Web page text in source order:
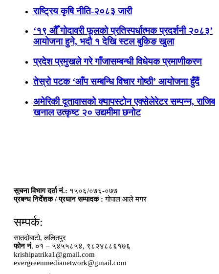
राष्ट्रिय कृषि नीति-२०८३ जारी
‘१९ औँ गोदावरी फूलको प्रतिस्पर्धात्मक प्रदर्शनी २०८३’
आयोजना हुने, भदौ १ देखि स्टल बुकिङ खुला
प्रदेश प्रमुखले गरे गाँजासम्बन्धी विधेयक प्रमाणीकरण
तेस्रो पटक ‘आँप सम्बन्धि विचार गोष्ठी’ आयोजना हुँदैं
अमेरिकी दूतावासको क्यापस्टोन एक्सेलेरेटर सम्पन्न, राजिब
खनाल उत्कृष्ट २० उद्यमीमा छनोट
सूचना विभाग दर्ता नं.: १५०६/०७६-०७७
प्रबन्ध निर्देशक / प्रधान सम्पादक : गोपाल आले मगर
सम्पर्क:
सातदोबाटो, ललितपुर
फोन नं. ०१ – ५४५५८५४, ९८२४८८६१७६
krishipatrika1@gmail.com
evergreenmedianetwork@gmail.com